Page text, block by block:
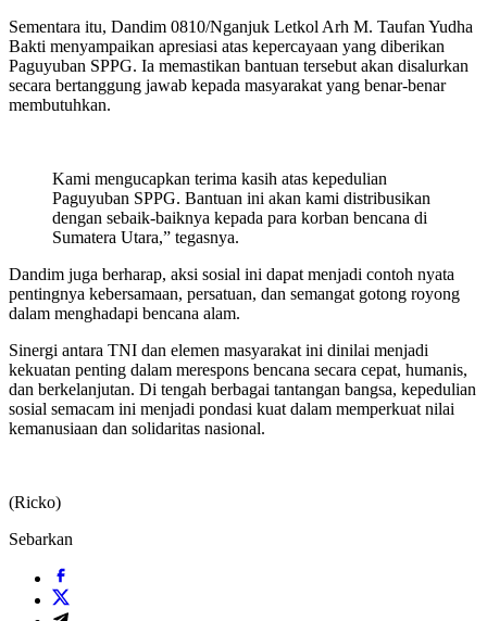
Sementara itu, Dandim 0810/Nganjuk Letkol Arh M. Taufan Yudha
Bakti menyampaikan apresiasi atas kepercayaan yang diberikan
Paguyuban SPPG. Ia memastikan bantuan tersebut akan disalurkan
secara bertanggung jawab kepada masyarakat yang benar-benar
membutuhkan.
Kami mengucapkan terima kasih atas kepedulian
Paguyuban SPPG. Bantuan ini akan kami distribusikan
dengan sebaik-baiknya kepada para korban bencana di
Sumatera Utara,” tegasnya.
Dandim juga berharap, aksi sosial ini dapat menjadi contoh nyata
pentingnya kebersamaan, persatuan, dan semangat gotong royong
dalam menghadapi bencana alam.
Sinergi antara TNI dan elemen masyarakat ini dinilai menjadi
kekuatan penting dalam merespons bencana secara cepat, humanis,
dan berkelanjutan. Di tengah berbagai tantangan bangsa, kepedulian
sosial semacam ini menjadi pondasi kuat dalam memperkuat nilai
kemanusiaan dan solidaritas nasional.
(Ricko)
Sebarkan